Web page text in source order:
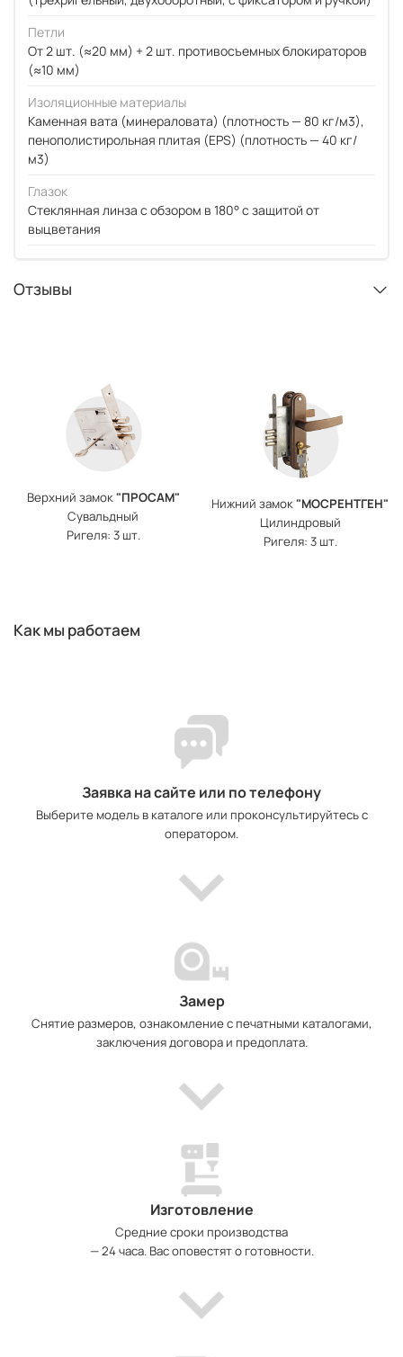
Петли
От 2 шт. (≈20 мм) + 2 шт. противосъемных блокираторов
(≈10 мм)
Изоляционные материалы
Каменная вата (минераловата) (плотность — 80 кг/м3),
пенополистирольная плитая (EPS) (плотность — 40 кг/
м3)
Глазок
Стеклянная линза с обзором в 180° с защитой от
выцветания
Отзывы
Верхний замок"ПРОСАМ"
Сувальдный
Ригеля: 3 шт.
Нижний замок"МОСРЕНТГЕН"
Цилиндровый
Ригеля: 3 шт.
Как мы работаем
Заявка на сайте или по телефону
Выберите модель в каталоге или проконсультируйтесь с
оператором.
Замер
Снятие размеров, ознакомление с печатными каталогами,
заключения договора и предоплата.
Изготовление
Средние сроки производства
— 24 часа. Вас оповестят о готовности.